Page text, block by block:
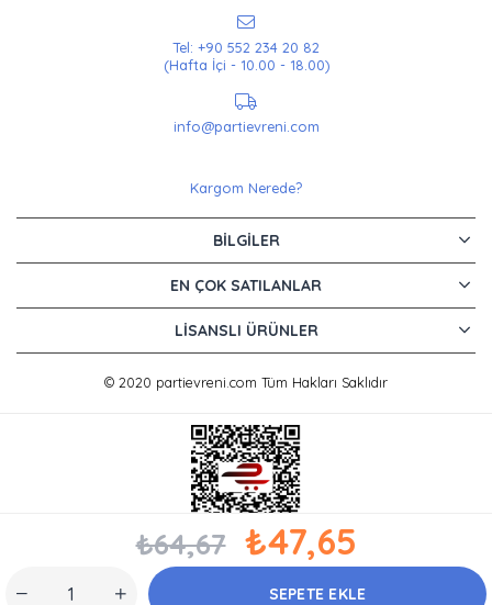
₺64,67 ₺47,65
Tel: +90 552 234 20 82
(Hafta İçi - 10.00 - 18.00)
info@partievreni.com
Kargom Nerede?
BILGILER
EN ÇOK SATILANLAR
LISANSLI ÜRÜNLER
© 2020 partievreni.com Tüm Hakları Saklıdır